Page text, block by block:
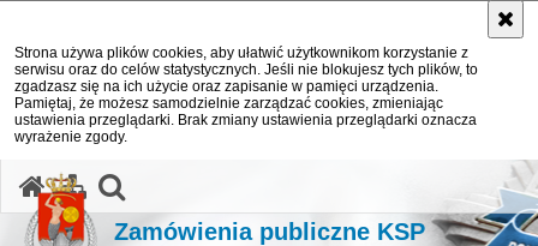
Strona używa plików cookies, aby ułatwić użytkownikom korzystanie z
serwisu oraz do celów statystycznych. Jeśli nie blokujesz tych plików, to
zgadzasz się na ich użycie oraz zapisanie w pamięci urządzenia.
Pamiętaj, że możesz samodzielnie zarządzać cookies, zmieniając
ustawienia przeglądarki. Brak zmiany ustawienia przeglądarki oznacza
wyrażenie zgody.
Zamówienia publiczne KSP